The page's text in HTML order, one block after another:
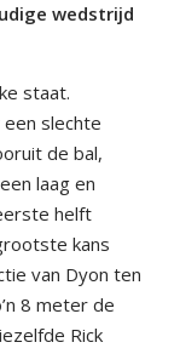
wedstrijd
staat.
slechte
de bal,
laag en
helft
kans
van Dyon ten
8 meter de
Rick